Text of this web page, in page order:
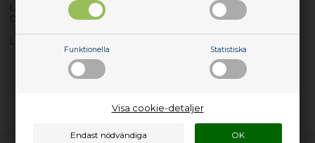
Funktionella Statistiska
Visa cookie-detaljer
Lev. nr.: 00UP062
Display 14HD 220nit AG Slim
Lenovo Display 14HD 220nit AG Slim